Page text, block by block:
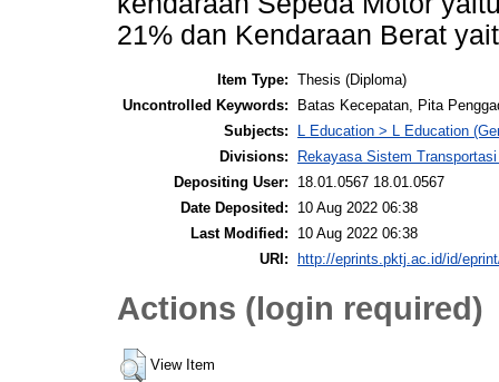
21% dan Kendaraan Berat
Item Type: Thesis (Diploma)
Uncontrolled Keywords:
Batas Kecepatan, Pita
Subjects:
L Education > L Education
Divisions:
Rekayasa Sistem
Depositing User:
18.01.0567 18.01.0567
Date Deposited:
10 Aug 2022 06:38
Last Modified:
10 Aug 2022 06:38
URI:
http://eprints.pktj.ac.id/id/
Actions (login required)
View Item